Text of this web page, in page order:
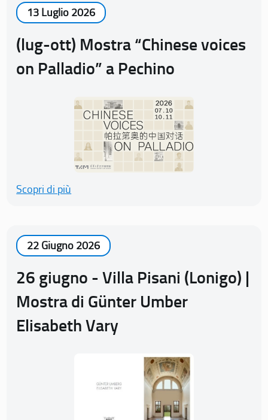
13 Luglio 2026
(lug-ott) Mostra “Chinese voices
on Palladio” a Pechino
Scopri di più
22 Giugno 2026
26 giugno - Villa Pisani (Lonigo) |
Mostra di Günter Umber
Elisabeth Vary